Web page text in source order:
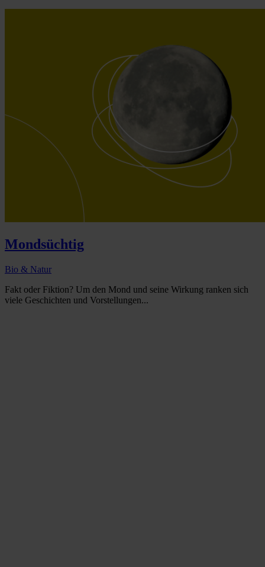
Mondsüchtig
Bio & Natur
Fakt oder Fiktion? Um den Mond und seine Wirkung ranken sich
viele Geschichten und Vorstellungen...